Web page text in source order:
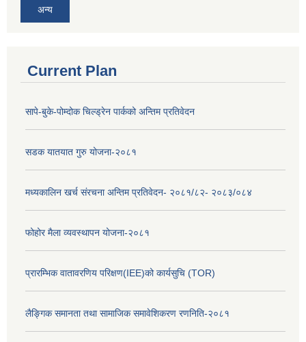
अन्य
Current Plan
सापे-बुके-पोम्दोक चिल्ड्रेन पार्कको अन्तिम प्रतिवेदन
सडक यातयात गुरु योजना-२०८१
मध्यकालिन खर्च संरचना अन्तिम प्रतिवेदन- २०८१/८२- २०८३/०८४
फोहोर मैला व्यवस्थापन योजना-२०८१
प्रारम्भिक वातावरणिय परिक्षण(IEE)को कार्यसुचि (TOR)
लैङ्‍गिक समानता तथा सामाजिक समावेशिकरण रणनिति-२०८१